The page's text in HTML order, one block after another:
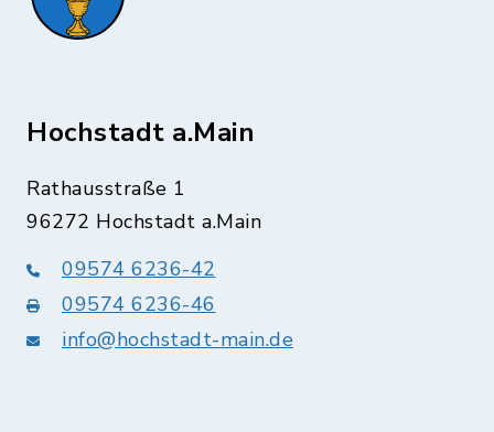
Hochstadt a.Main
Rathausstraße 1
96272 Hochstadt a.Main
09574 6236-42
09574 6236-46
info@hochstadt-main.de